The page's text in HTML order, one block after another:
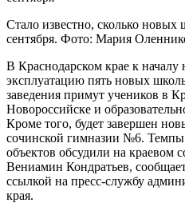
Стало известно, сколько
сентября. Фото: Мария
В Краснодарском крае к началу
эксплуатацию пять новых
заведения примут учеников в
Новороссийске и
Кроме того, будет завершен
сочинской гимназии №6. Темпы
объектов обсудили на краевом
Вениамин Кондратьев,
ссылкой на пресс-службу
края.